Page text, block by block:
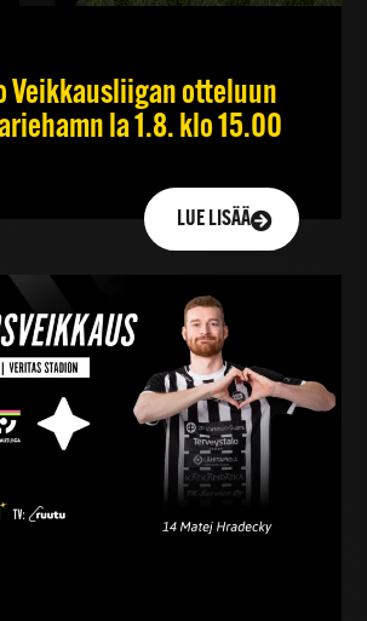
Veikkausliigan otteluun
la 1.8. klo 15.00
LUE LISÄÄ